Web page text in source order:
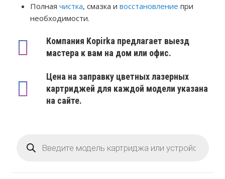
Полная чистка, смазка и восстановление при
необходимости.
Компания Kopirka предлагает выезд
мастера к вам на дом или офис.
Цена на заправку цветных лазерных
картриджей для каждой модели указана
на сайте.
товаров